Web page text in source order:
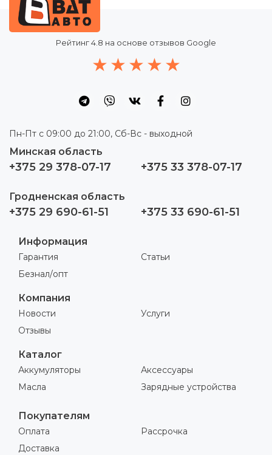
Рейтинг4.8 на основе отзывов Google
Пн-Пт с 09:00 до 21:00, Сб-Вс - выходной
Минская область
+375 29 378-07-17 +375 33 378-07-17
Гродненская область
+375 29 690-61-51 +375 33 690-61-51
Информация
Гарантия
Безнал/опт
Статьи
Компания
Новости
Отзывы
Услуги
Каталог
Аккумуляторы
Масла
Аксессуары
Зарядные устройства
Покупателям
Оплата
Доставка
Рассрочка